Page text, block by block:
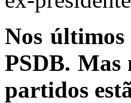
Nos
PSDB. Mas
partidos